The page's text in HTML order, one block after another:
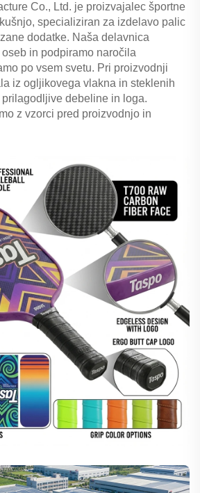
Co., Ltd. je proizvajalec športne
specializiran za izdelavo palic
dodatke. Naša delavnica
in podpiramo naročila
po vsem svetu. Pri proizvodnji
iz ogljikovega vlakna in steklenih
debeline in loga.
z vzorci pred proizvodnjo in